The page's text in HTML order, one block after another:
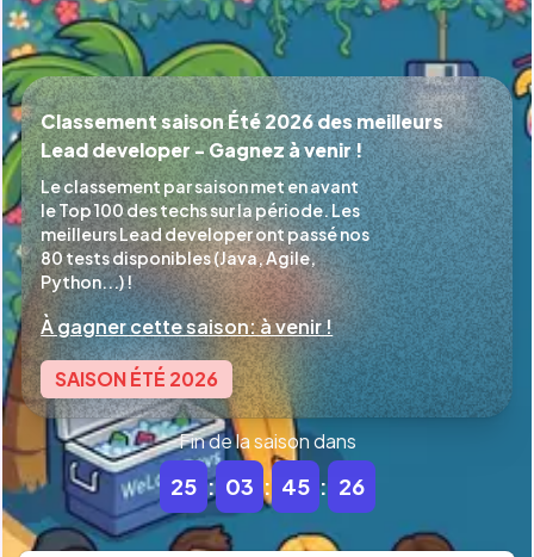
Classement saison Été 2026 des meilleurs
Lead developer - Gagnez à venir !
Le classement par saison met en avant
le Top 100 des techs sur la période. Les
meilleurs Lead developer ont passé nos
80 tests disponibles (Java, Agile,
Python...) !
À gagner cette saison: à venir !
SAISON ÉTÉ 2026
Fin de la saison dans
25 : 03 : 45 : 26